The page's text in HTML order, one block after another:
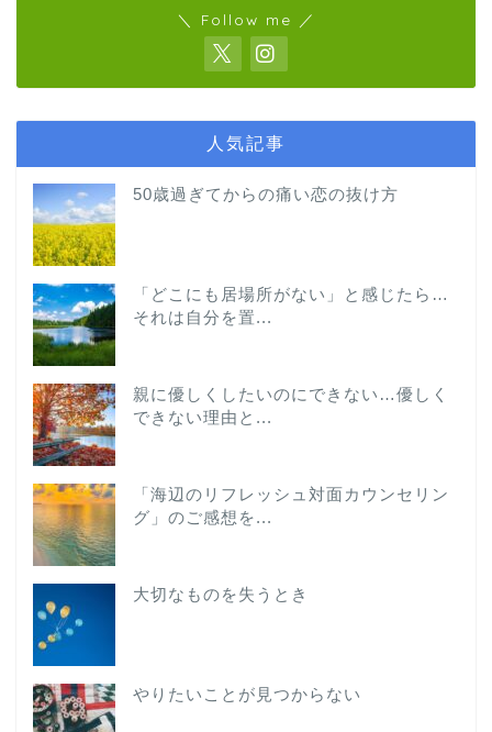
＼ Follow me ／
人気記事
50歳過ぎてからの痛い恋の抜け方
「どこにも居場所がない」と感じたら…
それは自分を置...
親に優しくしたいのにできない…優しく
できない理由と...
「海辺のリフレッシュ対面カウンセリン
グ」のご感想を...
大切なものを失うとき
やりたいことが見つからない